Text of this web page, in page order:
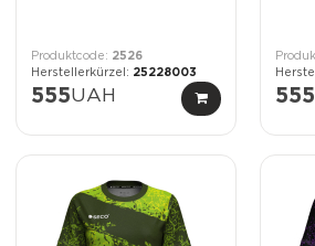
2526
25228003
555UAH 555